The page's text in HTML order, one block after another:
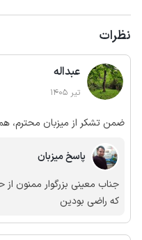
نظرات
عبداله
تیر 1405
ضمن تشکر از میزبان محترم،
پاسخ میزبان
جناب معینی بزرگوار ممنون
که راضی بودین